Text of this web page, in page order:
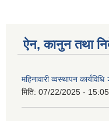
ऐन, कानुन तथा
महिनावारी व्वस्थापन
मिति: 07/22/2025 - 15:05